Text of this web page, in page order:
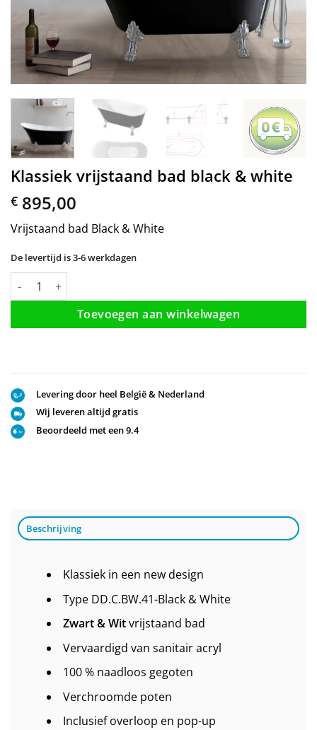
Klassiek vrijstaand bad black & white
€ 895,00
Vrijstaand bad Black & White
De levertijd is 3-6 werkdagen
Klassiek vrijstaand bad black & white aantal
Toevoegen aan winkelwagen
Levering door heel België & Nederland
Wij leveren altijd gratis
Beoordeeld met een 9.4
Beschrijving
Klassiek in een new design
Type DD.C.BW.41-Black & White
Zwart & Witvrijstaand bad
Vervaardigd van sanitair acryl
100 % naadloos gegoten
Verchroomde poten
Inclusief overloop en pop-up